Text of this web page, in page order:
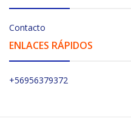
Contacto
ENLACES RÁPIDOS
+56956379372